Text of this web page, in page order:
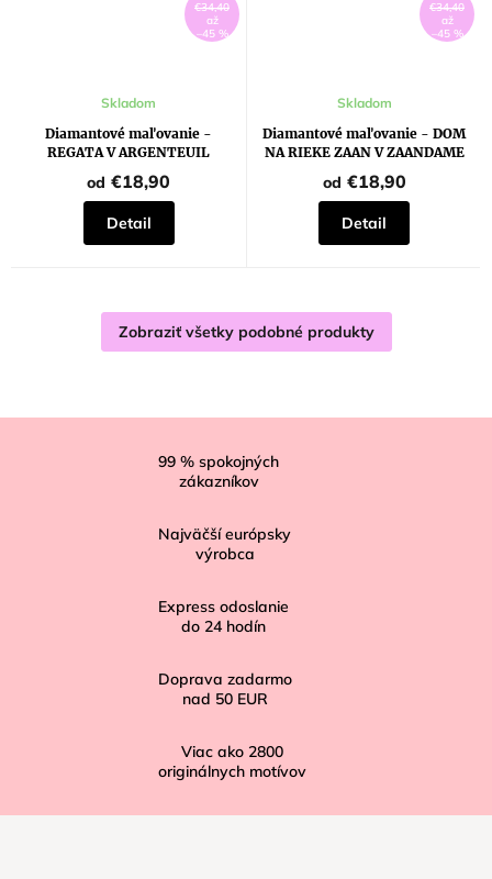
€34,40
až
–45 %
Diamantové maľovanie -
REGATA V ARGENTEUIL
(CLAUDE MONET)
Skladom
od €18,90
Detail
€34,40
až
–45 %
Diamantové maľovanie - DOM
NA RIEKE ZAAN V ZAANDAME
(CLAUDE MONET)
Skladom
od €18,90
Detail
Zobraziť všetky podobné produkty
99 % spokojných
zákazníkov
Najväčší európsky
výrobca
Express odoslanie
do 24 hodín
Doprava zadarmo
nad 50 EUR
Viac ako 2800
originálnych motívov